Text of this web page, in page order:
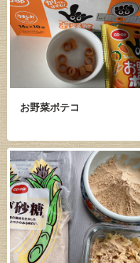
お野菜ポテコ